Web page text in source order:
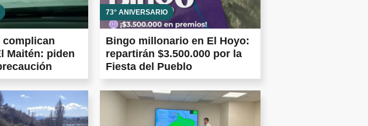
complican
Maitén: piden
73° ANIVERSARIO
Bingo millonario en El Hoyo:
repartirán $3.500.000 por la
Fiesta del Pueblo